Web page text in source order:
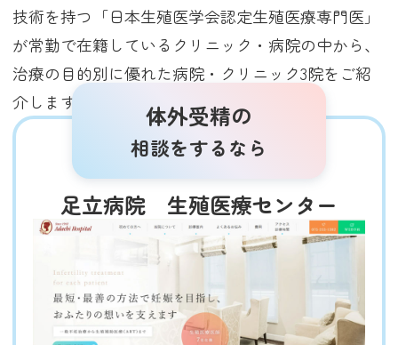
技術を持つ「日本生殖医学会認定生殖医療専門医」
が常勤で在籍しているクリニック・病院の中から、
治療の目的別に優れた病院・クリニック3院をご紹
介します（2025年3月調査時点）。
体外受精の
相談をするなら
足立病院 生殖医療センター